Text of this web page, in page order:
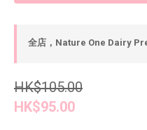
全店，Nature One Dairy
HK$105.00
HK$95.00